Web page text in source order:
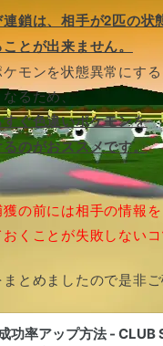
鎖は、相手が2匹の状
とが出来ません。
モンを状態異常にする
るため、
ぐ色違いポケモンを
のがおススメです。
の前には相手の情報を
くことが失敗しないコ
とめましたので是非